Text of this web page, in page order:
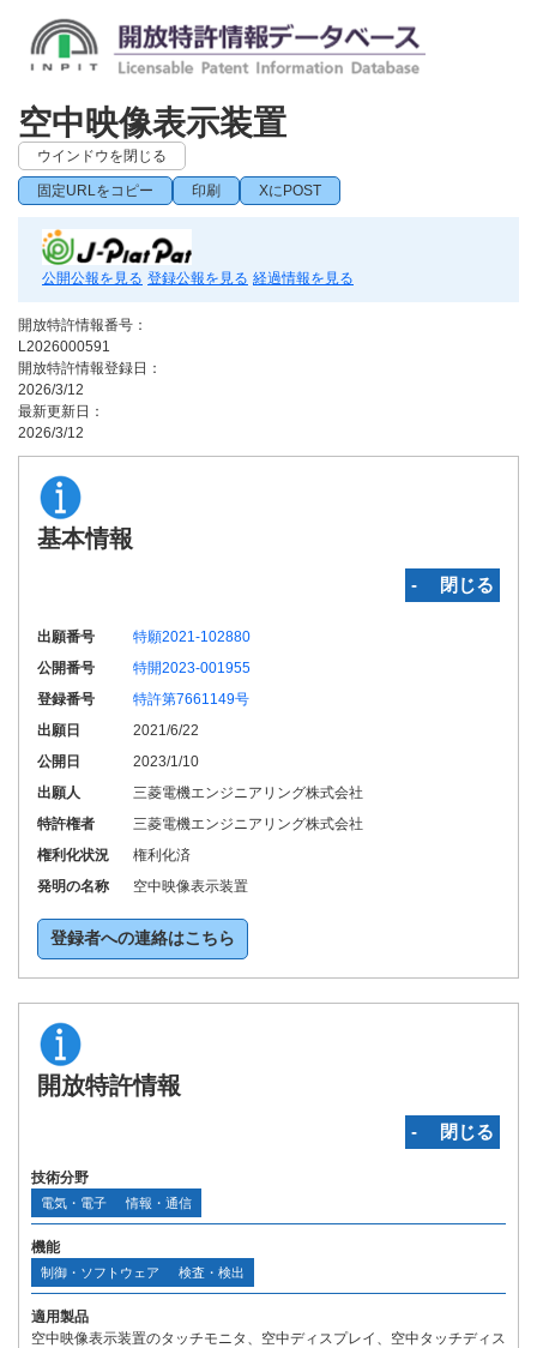
空中映像表示装置
ウインドウを閉じる
固定URLをコピー 印刷 XにPOST
公開公報を見る 登録公報を見る 経過情報を見る
開放特許情報番号：
L2026000591
開放特許情報登録日：
2026/3/12
最新更新日：
2026/3/12
基本情報
‐ 閉じる
出願番号
特願2021-102880
公開番号
特開2023-001955
登録番号
特許第7661149号
出願日
2021/6/22
公開日
2023/1/10
出願人
三菱電機エンジニアリング株式会社
特許権者
三菱電機エンジニアリング株式会社
権利化状況
権利化済
発明の名称
空中映像表示装置
登録者への連絡はこちら
開放特許情報
‐ 閉じる
技術分野
電気・電子 情報・通信
機能
制御・ソフトウェア 検査・検出
適用製品
空中映像表示装置のタッチモニタ、空中ディスプレイ、空中タッチディス